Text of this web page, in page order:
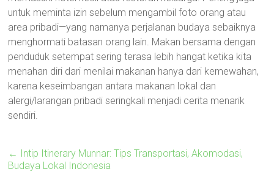
untuk meminta izin sebelum mengambil foto orang atau
area pribadi—yang namanya perjalanan budaya sebaiknya
menghormati batasan orang lain. Makan bersama dengan
penduduk setempat sering terasa lebih hangat ketika kita
menahan diri dari menilai makanan hanya dari kemewahan,
karena keseimbangan antara makanan lokal dan
alergi/larangan pribadi seringkali menjadi cerita menarik
sendiri.
← Intip Itinerary Munnar: Tips Transportasi, Akomodasi,
Budaya Lokal Indonesia